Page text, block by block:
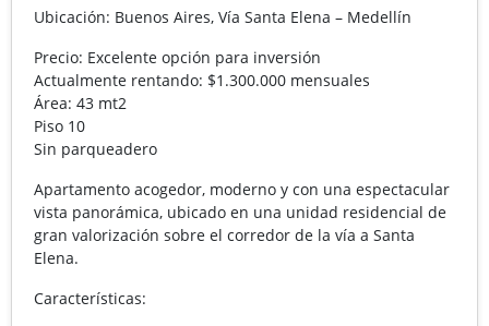
Ubicación: Buenos Aires, Vía Santa Elena – Medellín
Precio: Excelente opción para inversión
Actualmente rentando: $1.300.000 mensuales
Área: 43 mt2
Piso 10
Sin parqueadero
Apartamento acogedor, moderno y con una espectacular
vista panorámica, ubicado en una unidad residencial de
gran valorización sobre el corredor de la vía a Santa
Elena.
Características: